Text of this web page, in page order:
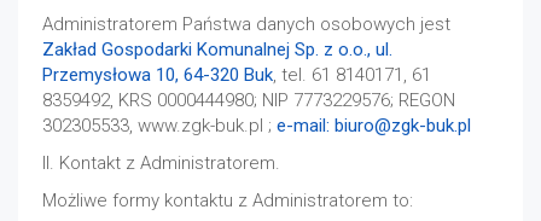
Administratorem Państwa danych osobowych jest
Zakład Gospodarki Komunalnej Sp. z o.o., ul.
Przemysłowa 10, 64-320 Buk, tel. 61 8140171, 61
8359492, KRS 0000444980; NIP 7773229576; REGON
302305533, www.zgk-buk.pl ; e-mail: biuro@zgk-buk.pl
II. Kontakt z Administratorem.
Możliwe formy kontaktu z Administratorem to: